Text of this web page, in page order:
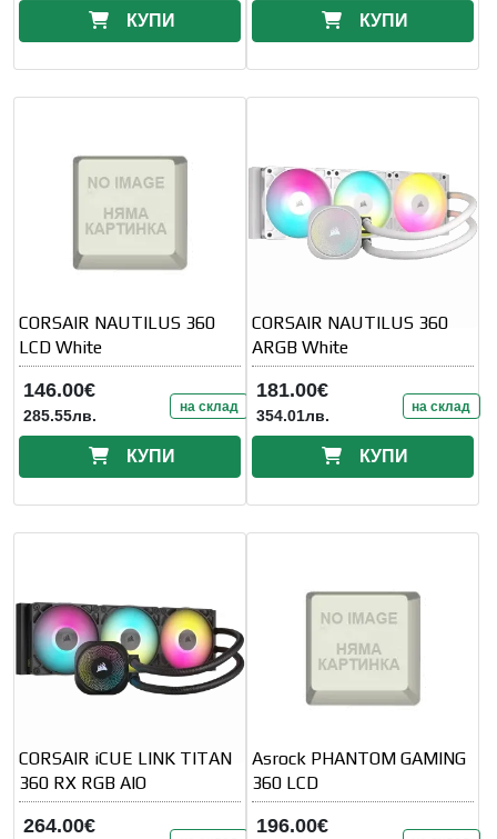
КУПИ КУПИ
CORSAIR NAUTILUS 360
LCD White
146.00€
285.55лв. на склад
КУПИ
CORSAIR NAUTILUS 360
ARGB White
181.00€
354.01лв. на склад
КУПИ
CORSAIR iCUE LINK TITAN
360 RX RGB AIO
264.00€
Asrock PHANTOM GAMING
360 LCD
196.00€